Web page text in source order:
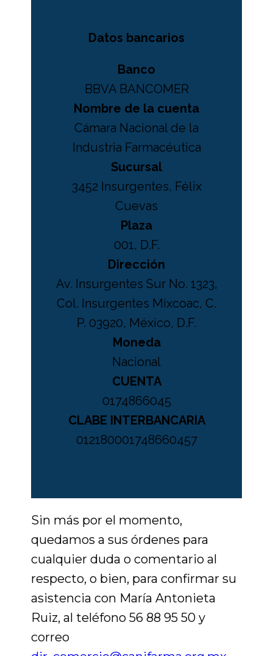
Datos bancarios
Banco
BBVA BANCOMER
Nombre de la cuenta
Cámara Nacional de la
Industria Farmacéutica
Sucursal
3452 Insurgentes, Félix
Cuevas
Plaza
001, D.F.
Dirección
Av. Insurgentes Sur No. 1323,
Col. Insurgentes Mixcoac, C.
P. 03920, México, D.F.
Moneda
Nacional
CUENTA
0174866045
CLABE INTERBANCARIA
012180001748660457
Sin más por el momento,
quedamos a sus órdenes para
cualquier duda o comentario al
respecto, o bien, para confirmar su
asistencia con María Antonieta
Ruiz, al teléfono 56 88 95 50 y
correo